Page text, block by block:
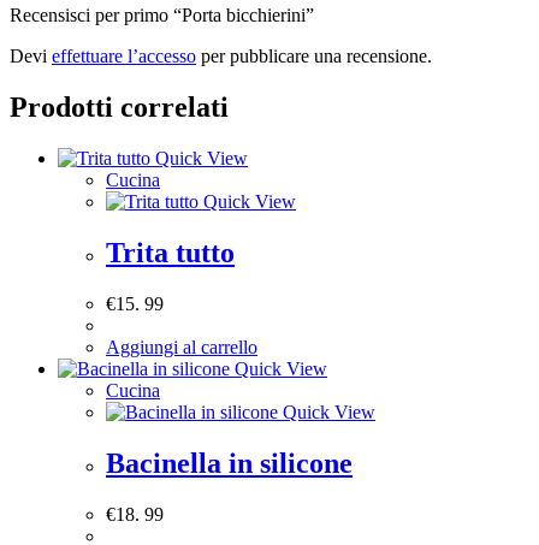
Recensisci per primo “Porta bicchierini”
Devi effettuare l’accesso per pubblicare una recensione.
Prodotti correlati
Quick View
Cucina
Quick View
Trita tutto
€15. 99
Aggiungi al carrello
Quick View
Cucina
Quick View
Bacinella in silicone
€18. 99